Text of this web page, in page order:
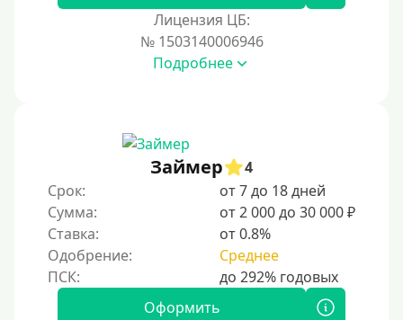
Без СНИЛСа
Без подтверждения дохода
Без справок и поручителей
Без посредников
Процент
Лицензия ЦБ:
№ 1503140006946
Подробнее
Займер
4
Срок:
от 7 до 18 дней
Сумма:
от 2 000 до 30 000 ₽
Ставка:
от 0.8%
Одобрение:
Среднее
Оформить